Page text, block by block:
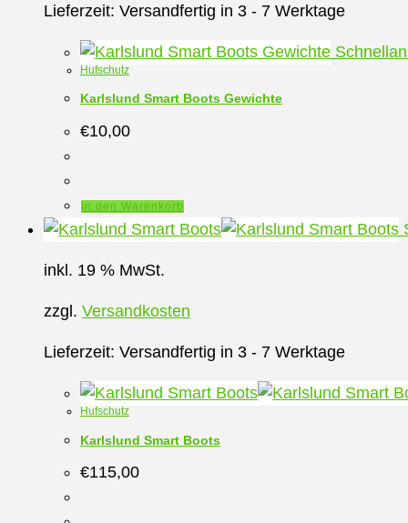
Lieferzeit: Versandfertig in 3 - 7 Werktage
Hufschutz
Karlslund Smart Boots Gewichte
€10,00
In den Warenkorb
inkl. 19 % MwSt.
zzgl. Versandkosten
Lieferzeit: Versandfertig in 3 - 7 Werktage
Hufschutz
Karlslund Smart Boots
€115,00